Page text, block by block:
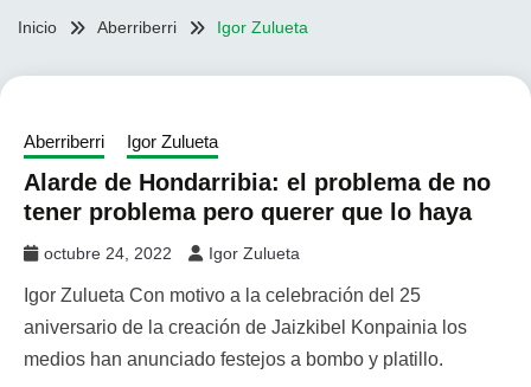
Inicio Aberriberri Igor Zulueta
Aberriberri Igor Zulueta
Alarde de Hondarribia: el problema de no
tener problema pero querer que lo haya
octubre 24, 2022 Igor Zulueta
Igor Zulueta Con motivo a la celebración del 25
aniversario de la creación de Jaizkibel Konpainia los
medios han anunciado festejos a bombo y platillo.